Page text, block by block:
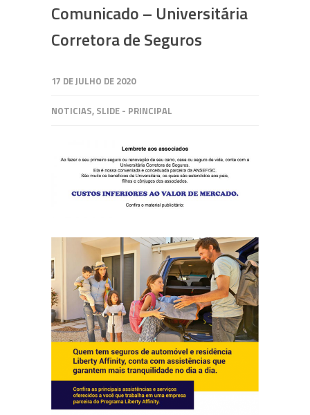
Comunicado – Universitária
Corretora de Seguros
17 DE JULHO DE 2020
NOTICIAS, SLIDE - PRINCIPAL